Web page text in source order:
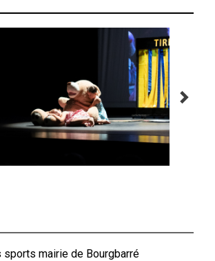
sports mairie de Bourgbarré